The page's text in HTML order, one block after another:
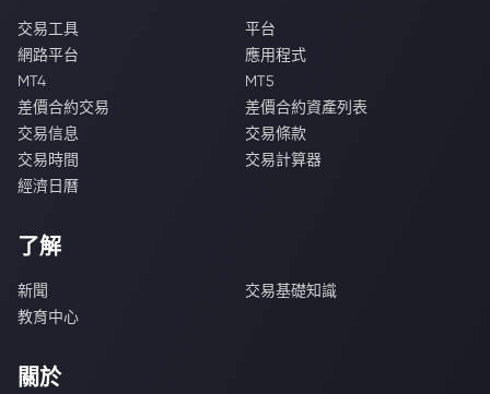
交易工具
平台
網路平台
應用程式
MT4
MT5
差價合約交易
差價合約資產列表
交易信息
交易條款
交易時間
交易計算器
經濟日曆
了解
新聞
交易基礎知識
教育中心
關於